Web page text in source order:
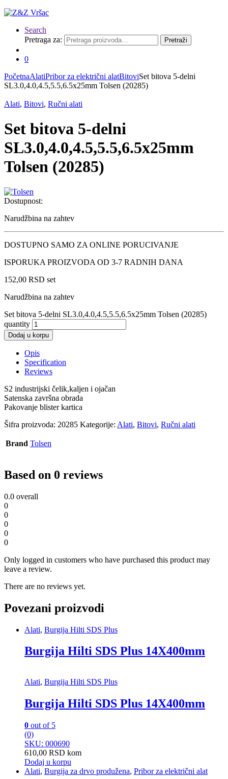
Search
Pretraga za:
Pretraži
0
PočetnaAlatiPribor za električni alatBitoviSet bitova 5-delni
SL3.0,4.0,4.5,5.5,6.5x25mm Tolsen (20285)
Alati, Bitovi, Ručni alati
Set bitova 5-delni
SL3.0,4.0,4.5,5.5,6.5x25mm
Tolsen (20285)
Dostupnost:
Narudžbina na zahtev
DOSTUPNO SAMO ZA ONLINE PORUCIVANJE
ISPORUKA PROIZVODA OD 3-7 RADNIH DANA
152,00 RSD set
Narudžbina na zahtev
Set bitova 5-delni SL3.0,4.0,4.5,5.5,6.5x25mm Tolsen (20285)
quantity
Dodaj u korpu
Opis
Specification
Reviews
S2 industrijski čelik,kaljen i ojačan
Satenska završna obrada
Pakovanje blister kartica
Šifra proizvoda: 20285 Kategorije: Alati, Bitovi, Ručni alati
Brand Tolsen
Based on 0 reviews
0.0 overall
0
0
0
0
0
Only logged in customers who have purchased this product may
leave a review.
There are no reviews yet.
Povezani proizvodi
Alati, Burgija Hilti SDS Plus
Burgija Hilti SDS Plus 14X400mm
Alati, Burgija Hilti SDS Plus
Burgija Hilti SDS Plus 14X400mm
0 out of 5
(0)
SKU: 000690
610,00 RSD kom
Dodaj u korpu
Alati, Burgija za drvo produžena, Pribor za električni alat